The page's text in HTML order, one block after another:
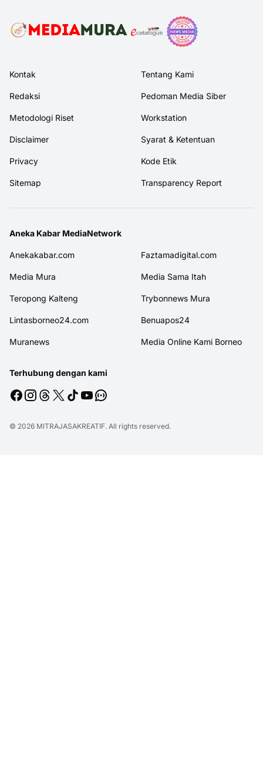
Kontak Tentang Kami
Redaksi Pedoman Media Siber
Metodologi Riset Workstation
Disclaimer Syarat & Ketentuan
Privacy Kode Etik
Sitemap Transparency Report
Aneka Kabar MediaNetwork
Anekakabar.com Faztamadigital.com
Media Mura Media Sama Itah
Teropong Kalteng Trybonnews Mura
Lintasborneo24.com Benuapos24
Muranews Media Online Kami Borneo
Terhubung dengan kami
© 2026 MITRAJASAKREATIF. All rights reserved.